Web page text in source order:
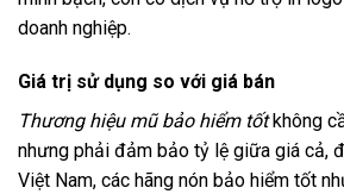
doanh nghiệp.
Giá trị sử dụng so với giá bán
Thương hiệu mũ bảo hiểm tốtkhông
nhưng phải đảm bảo tỷ lệ giữa giá cả,
Việt Nam, các hãng nón bảo hiểm tốt